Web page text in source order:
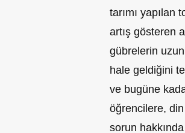
tarımı yapılan
artış gösteren
gübrelerin
hale geldiğini
ve bugüne
öğrencilere,
sorun